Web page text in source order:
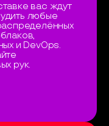
вас ждут
любые
и DevOps.
рук.